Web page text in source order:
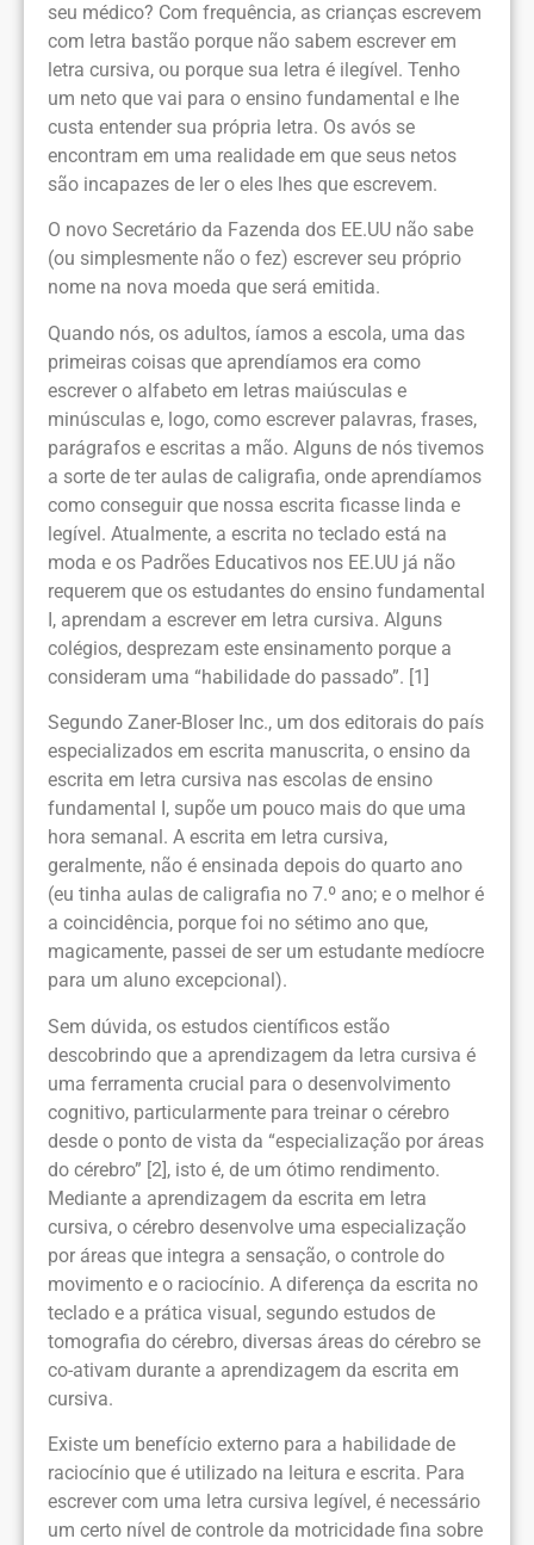
seu médico? Com frequência, as crianças escrevem
com letra bastão porque não sabem escrever em
letra cursiva, ou porque sua letra é ilegível. Tenho
um neto que vai para o ensino fundamental e lhe
custa entender sua própria letra. Os avós se
encontram em uma realidade em que seus netos
são incapazes de ler o eles lhes que escrevem.
O novo Secretário da Fazenda dos EE.UU não sabe
(ou simplesmente não o fez) escrever seu próprio
nome na nova moeda que será emitida.
Quando nós, os adultos, íamos a escola, uma das
primeiras coisas que aprendíamos era como
escrever o alfabeto em letras maiúsculas e
minúsculas e, logo, como escrever palavras, frases,
parágrafos e escritas a mão. Alguns de nós tivemos
a sorte de ter aulas de caligrafia, onde aprendíamos
como conseguir que nossa escrita ficasse linda e
legível. Atualmente, a escrita no teclado está na
moda e os Padrões Educativos nos EE.UU já não
requerem que os estudantes do ensino fundamental
I, aprendam a escrever em letra cursiva. Alguns
colégios, desprezam este ensinamento porque a
consideram uma “habilidade do passado”. [1]
Segundo Zaner-Bloser Inc., um dos editorais do país
especializados em escrita manuscrita, o ensino da
escrita em letra cursiva nas escolas de ensino
fundamental I, supõe um pouco mais do que uma
hora semanal. A escrita em letra cursiva,
geralmente, não é ensinada depois do quarto ano
(eu tinha aulas de caligrafia no 7.º ano; e o melhor é
a coincidência, porque foi no sétimo ano que,
magicamente, passei de ser um estudante medíocre
para um aluno excepcional).
Sem dúvida, os estudos científicos estão
descobrindo que a aprendizagem da letra cursiva é
uma ferramenta crucial para o desenvolvimento
cognitivo, particularmente para treinar o cérebro
desde o ponto de vista da “especialização por áreas
do cérebro” [2], isto é, de um ótimo rendimento.
Mediante a aprendizagem da escrita em letra
cursiva, o cérebro desenvolve uma especialização
por áreas que integra a sensação, o controle do
movimento e o raciocínio. A diferença da escrita no
teclado e a prática visual, segundo estudos de
tomografia do cérebro, diversas áreas do cérebro se
co-ativam durante a aprendizagem da escrita em
cursiva.
Existe um benefício externo para a habilidade de
raciocínio que é utilizado na leitura e escrita. Para
escrever com uma letra cursiva legível, é necessário
um certo nível de controle da motricidade fina sobre